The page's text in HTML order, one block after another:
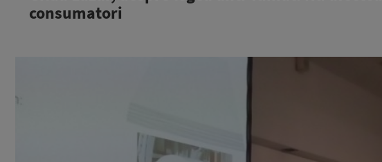
consumatori